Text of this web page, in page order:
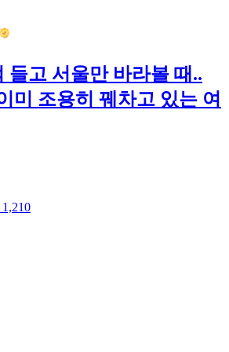
들고 서울만 바라볼 때..
미 조용히 꿰차고 있는 여
1,210